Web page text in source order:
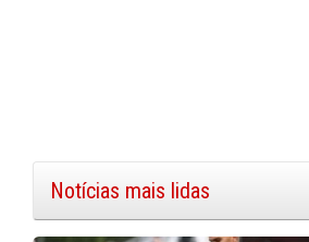
Notícias mais lidas